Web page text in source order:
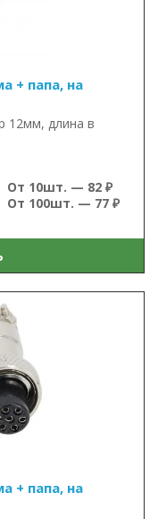
+ папа, на
12мм, длина в
От 10шт. — 82 ₽
От 100шт. — 77 ₽
+ папа, на